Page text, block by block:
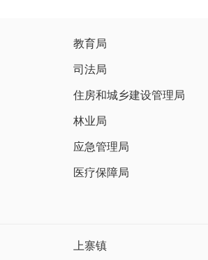
教育局
司法局
住房和城乡建设管理局
林业局
应急管理局
医疗保障局
上寨镇